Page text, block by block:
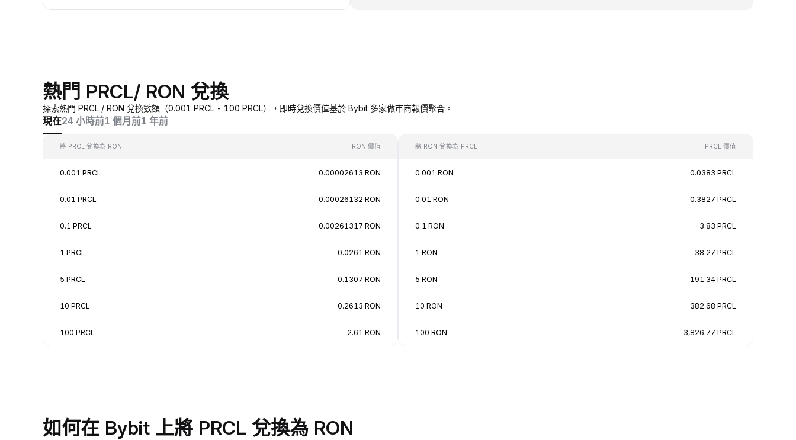
熱門 PRCL/ RON 兌換
探索熱門 PRCL / RON 兌換數額（0.001 PRCL - 100 PRCL），即時兌換價值基於 Bybit 多家做市商報價聚合。
現在24 小時前1 個月前1 年前
將 PRCL 兌換為 RON RON 價值
0.001 PRCL 0.00002613 RON
0.01 PRCL 0.00026132 RON
0.1 PRCL 0.00261317 RON
1 PRCL 0.0261 RON
5 PRCL 0.1307 RON
10 PRCL 0.2613 RON
100 PRCL 2.61 RON
將 RON 兌換為 PRCL PRCL 價值
0.001 RON 0.0383 PRCL
0.01 RON 0.3827 PRCL
0.1 RON 3.83 PRCL
1 RON 38.27 PRCL
5 RON 191.34 PRCL
10 RON 382.68 PRCL
100 RON 3,826.77 PRCL
如何在 Bybit 上將 PRCL 兌換為 RON